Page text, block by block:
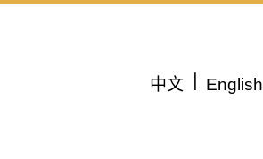
中文 English